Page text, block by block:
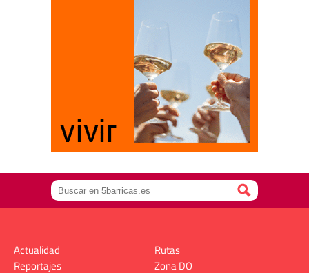
Actualidad
Reportajes
Rutas
Zona DO